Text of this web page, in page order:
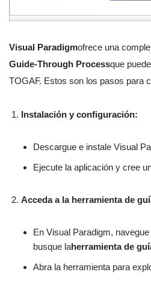
Visual Paradigmofrece una
Guide-Through Processque
TOGAF. Estos son los pasos para
Instalación y configuración:
Descargue e instale Visual
Ejecute la aplicación y cree
Acceda a la herramienta de
En Visual Paradigm,
busque laherramienta de
Abra la herramienta para